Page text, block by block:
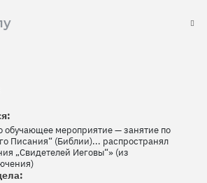
обучающее мероприятие — занятие по
Писания“ (Библии)... распространял
„Свидетелей Иеговы“» (из